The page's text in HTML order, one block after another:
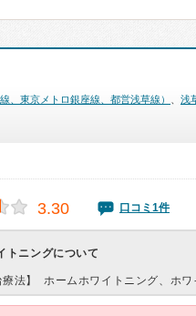
、東京メトロ銀座線、都営浅草線） 浅
3.30 口コミ1件
トニングについて
法】 ホームホワイトニング、ホ